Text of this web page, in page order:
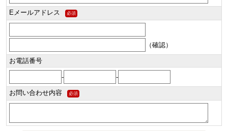
Eメールアドレス 必須
（確認）
お電話番号
- -
お問い合わせ内容 必須